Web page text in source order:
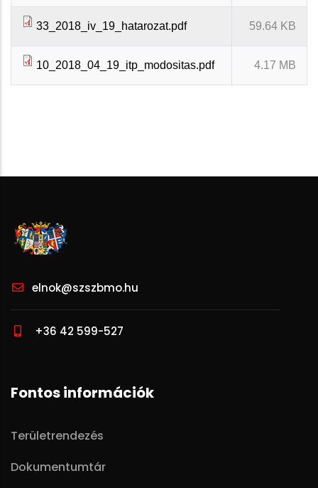
33_2018_iv_19_hatarozat.pdf 59.64 KB
10_2018_04_19_itp_modositas.pdf 4.17 MB
elnok@szszbmo.hu
+36 42 599-527
Fontos információk
Területrendezés
Dokumentumtár